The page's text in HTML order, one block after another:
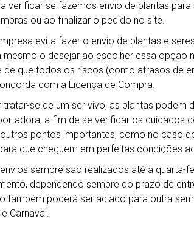
verificar se fazemos envio de plantas
ou ao finalizar o pedido no site.
evita fazer o envio de plantas e
mesmo o desejar ao escolher essa opção
de que todos os riscos (como atrasos de
com a Licença de Compra.
tratar-se de um ser vivo, as plantas
a fim de se verificar os cuidados
pontos importantes, como no caso
que cheguem em perfeitas condições
sempre são realizados até a
dependendo sempre do prazo de
também poderá ser adiado para outra
Carnaval.